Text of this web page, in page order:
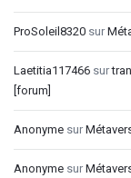
ProSoleil8320 sur
Laetitia117466 sur
[forum]
Anonyme sur
Anonyme sur